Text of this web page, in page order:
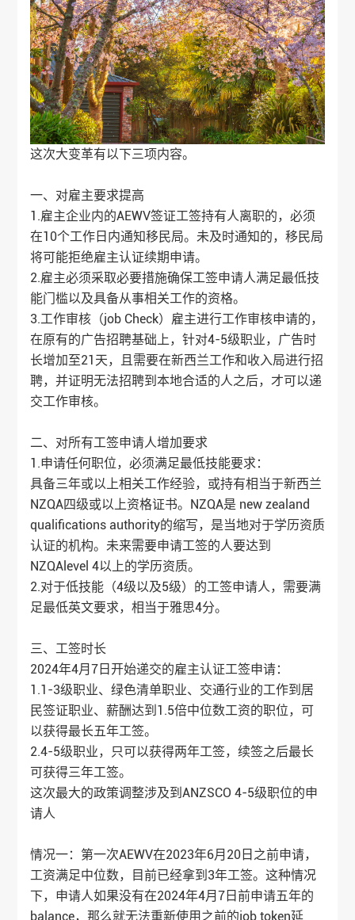
这次大变革有以下三项内容。
一、对雇主要求提高
1.雇主企业内的AEWV签证工签持有人离职的，必须
在10个工作日内通知移民局。未及时通知的，移民局
将可能拒绝雇主认证续期申请。
2.雇主必须采取必要措施确保工签申请人满足最低技
能门槛以及具备从事相关工作的资格。
3.工作审核（job Check）雇主进行工作审核申请的，
在原有的广告招聘基础上，针对4-5级职业，广告时
长增加至21天，且需要在新西兰工作和收入局进行招
聘，并证明无法招聘到本地合适的人之后，才可以递
交工作审核。
二、对所有工签申请人增加要求
1.申请任何职位，必须满足最低技能要求：
具备三年或以上相关工作经验，或持有相当于新西兰
NZQA四级或以上资格证书。NZQA是 new zealand
qualifications authority的缩写，是当地对于学历资质
认证的机构。未来需要申请工签的人要达到
NZQAlevel 4以上的学历资质。
2.对于低技能（4级以及5级）的工签申请人，需要满
足最低英文要求，相当于雅思4分。
三、工签时长
2024年4月7日开始递交的雇主认证工签申请：
1.1-3级职业、绿色清单职业、交通行业的工作到居
民签证职业、薪酬达到1.5倍中位数工资的职位，可
以获得最长五年工签。
2.4-5级职业，只可以获得两年工签，续签之后最长
可获得三年工签。
这次最大的政策调整涉及到ANZSCO 4-5级职位的申
请人
情况一：第一次AEWV在2023年6月20日之前申请，
工资满足中位数，目前已经拿到3年工签。这种情况
下，申请人如果没有在2024年4月7日前申请五年的
balance，那么就无法重新使用之前的job token延